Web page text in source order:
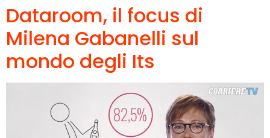
Dataroom, il focus di
Milena Gabanelli sul
mondo degli Its